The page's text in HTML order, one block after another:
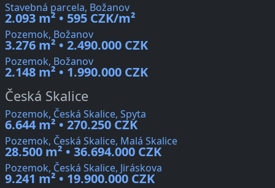
Stavebná parcela, Božanov
2.093 m² • 595 CZK/m²
Pozemok, Božanov
3.276 m² • 2.490.000 CZK
Pozemok, Božanov
2.148 m² • 1.990.000 CZK
Česká Skalice
Pozemok, Česká Skalice, Spyta
6.644 m² • 270.250 CZK
Pozemok, Česká Skalice, Malá Skalice
28.500 m² • 36.694.000 CZK
Pozemok, Česká Skalice, Jiráskova
9.241 m² • 19.900.000 CZK